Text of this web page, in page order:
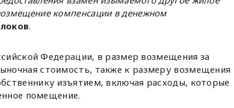
компенсации в денежном
.
Федерации, в размер возмещения за
стоимость, также к размеру возмещения
изъятием, включая расходы, которые
помещение.